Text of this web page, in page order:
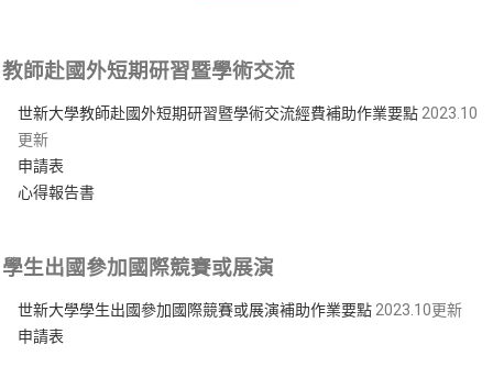
教師赴國外短期研習暨學術交流
世新大學教師赴國外短期研習暨學術交流經費補助作業要點2023.10
更新
申請表
心得報告書
學生出國參加國際競賽或展演
世新大學學生出國參加國際競賽或展演補助作業要點2023.10更新
申請表